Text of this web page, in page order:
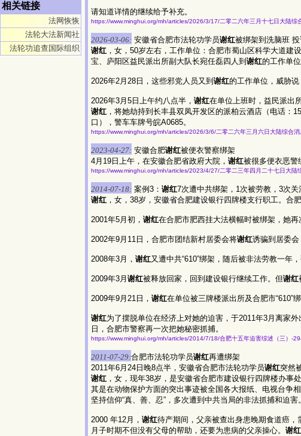
相关链接
法网恢恢
法轮大法新闻社
法轮功追查国际组织
请知道详情的继续给予补充。
https://www.minghui.org/mh/articles/2026/3/17/二零二六年三月十七日大陆
2026-03-06: 安徽省合肥市法轮功学员谢红被绑架到洗脑班
谢红 ，女，50岁左右，工作单位：合肥市蜀山区科学大道
宝、庐阳区益民派出所副大队长宛任磊四人到 谢红的工作单
2026年2月28日，这些邪党人员又到 谢红的工作单位，威胁说
2026年3月5日上午约八点半， 谢红在单位上班时，益民派出
谢红 ，将她劫持到长丰县双凤开发区的派柏云酒店（电话：
口），警车车牌号皖A0685。
https://www.minghui.org/mh/articles/2026/3/6/二零二六年三月六日大陆综合
2023-04-27: 安徽合肥谢红被便衣警察绑架
4月19日上午，在安徽合肥省政府大院， 谢红被很多便衣恶警
https://www.minghui.org/mh/articles/2023/4/27/二零二三年四月二十七日大
2014-07-18: 案例3： 谢红7次遭中共绑架，1次被劳教，3次关
谢红 ，女，38岁，安徽省合肥建设银行四牌楼支行职工。合
2001年5月初， 谢红在合肥市肥西挂大法横幅时被绑架，她再
2002年9月11日，合肥市团结新村居委会将谢红诱骗到居委会
2008年3月， 谢红又遭中共“610”绑架，随后被非法劳教一年
2009年3月 谢红被释放回家，回到建设银行继续工作。但谢红
2009年9月21日， 谢红在单位被三牌楼派出所及合肥市“610”绑
谢红为了摆脱单位在经济上对她的迫害，于2011年3月离家
日，合肥市警察再一次把她秘密抓捕。
https://www.minghui.org/mh/articles/2014/7/18/合肥十五年迫害综述（三）-
2011-07-29:合肥市法轮功学员谢红再遭绑架
2011年6月24日晚8点半，安徽省合肥市法轮功学员谢红突然
谢红 ，女，现年38岁，是安徽省合肥市建设银行四牌楼办事处
其是在动物保护方面的突出事迹被全国各大报纸、电视台争
坚持信仰“真、善、忍”，多次遭到中共当局的非法抓捕和迫害。
2000 年12月， 谢红待产期间，父亲被查出身患晚期食道癌，
月子时期不但没有父母的帮助，还要为患病的父亲操心。 谢红